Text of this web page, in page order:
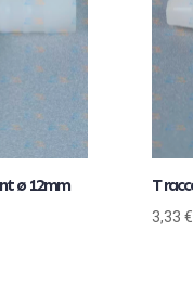
ø 12mm T
3,33€